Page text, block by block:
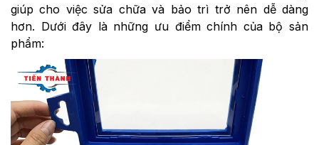
giúp cho việc sửa chữa và bảo trì trở nên dễ dàng
hơn. Dưới đây là những ưu điểm chính của bộ sản
phẩm: